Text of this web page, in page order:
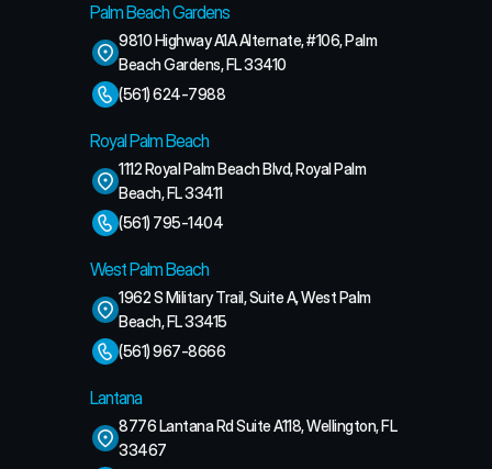
Palm Beach Gardens
9810 Highway A1A Alternate, #106, Palm
Beach Gardens, FL 33410
(561) 624-7988
Royal Palm Beach
1112 Royal Palm Beach Blvd, Royal Palm
Beach, FL 33411
(561) 795-1404
West Palm Beach
1962 S Military Trail, Suite A, West Palm
Beach, FL 33415
(561) 967-8666
Lantana
8776 Lantana Rd Suite A118, Wellington, FL
33467